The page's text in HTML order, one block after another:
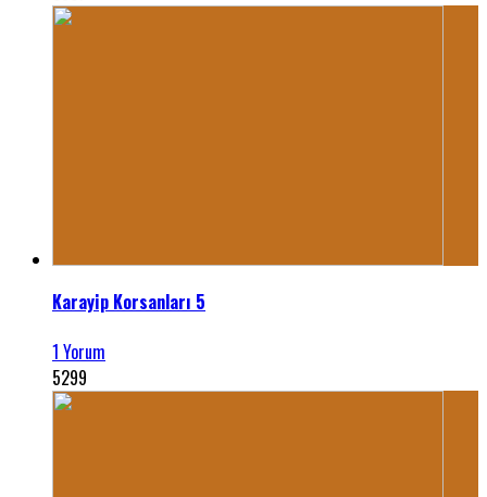
Karayip Korsanları 5
1 Yorum
5299